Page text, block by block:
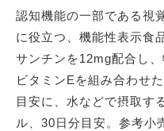
認知機能の一部である視
に役立つ、機能性表示食
サンチンを12mg配合し
ビタミンEを組み合わせ
目安に、水などで摂取す
ル、30日分目安。参考小